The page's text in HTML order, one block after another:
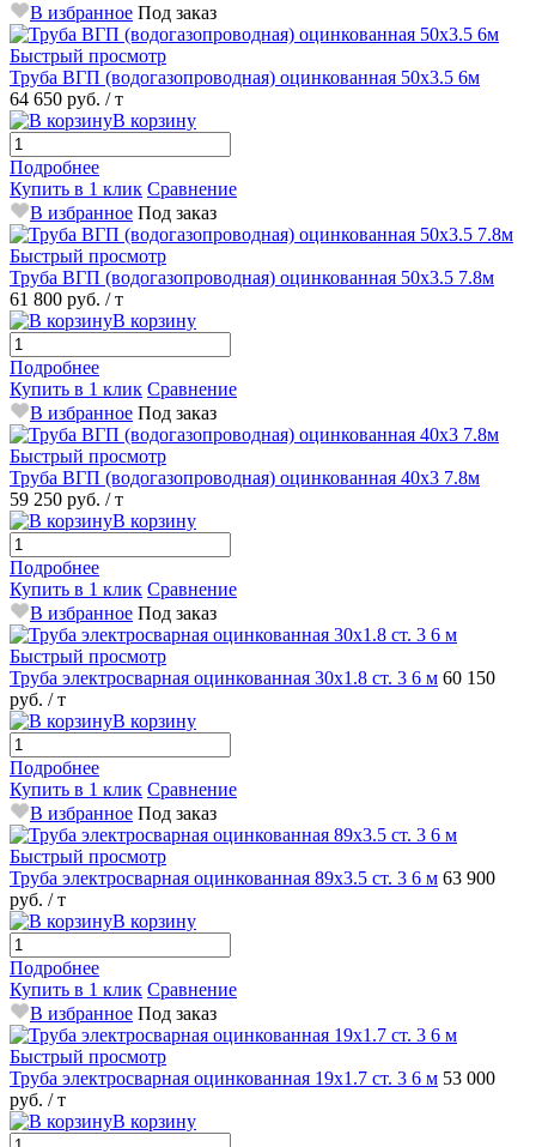
В избранное Под заказ
Быстрый просмотр
Труба ВГП (водогазопроводная) оцинкованная 50х3.5 6м
64 650 руб. / т
В корзину
Подробнее
Купить в 1 клик Сравнение
В избранное Под заказ
Быстрый просмотр
Труба ВГП (водогазопроводная) оцинкованная 50х3.5 7.8м
61 800 руб. / т
В корзину
Подробнее
Купить в 1 клик Сравнение
В избранное Под заказ
Быстрый просмотр
Труба ВГП (водогазопроводная) оцинкованная 40х3 7.8м
59 250 руб. / т
В корзину
Подробнее
Купить в 1 клик Сравнение
В избранное Под заказ
Быстрый просмотр
Труба электросварная оцинкованная 30х1.8 ст. 3 6 м 60 150
руб. / т
В корзину
Подробнее
Купить в 1 клик Сравнение
В избранное Под заказ
Быстрый просмотр
Труба электросварная оцинкованная 89х3.5 ст. 3 6 м 63 900
руб. / т
В корзину
Подробнее
Купить в 1 клик Сравнение
В избранное Под заказ
Быстрый просмотр
Труба электросварная оцинкованная 19х1.7 ст. 3 6 м 53 000
руб. / т
В корзину